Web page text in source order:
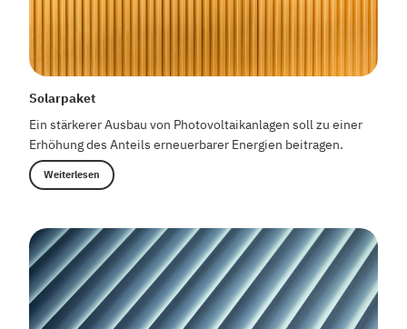
Solarpaket
Ein stärkerer Ausbau von Photovoltaikanlagen soll zu einer
Erhöhung des Anteils erneuerbarer Energien beitragen.
Weiterlesen